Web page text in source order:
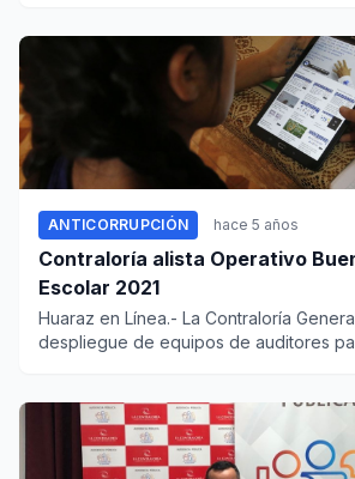
ANTICORRUPCIÓN hace 5 años
Contraloría alista Operativo
Escolar 2021
Huaraz en Línea.- La Contraloría
despliegue de equipos de auditores